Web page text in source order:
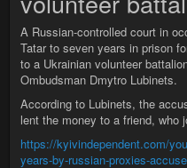
A Russian-controlled court in
Tatar to seven years in prison
to a Ukrainian volunteer
Ombudsman Dmytro Lubinets.
According to Lubinets, the
lent the money to a friend, who
https://kyivindependent.com/
years-by-russian-proxies-